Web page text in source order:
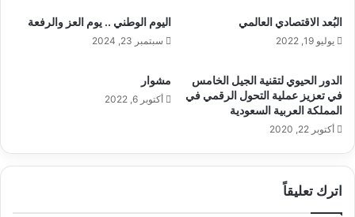
البُعد الاقتصادي العالمي
يوليو 19, 2022
اليوم الوطني .. يوم العز والرفعة
سبتمبر 23, 2024
الدور الحيوي لتقنية الجيل الخامس
في تعزيز عملية التحول الرقمي في
المملكة العربية السعودية
أكتوبر 22, 2020
مشوار
أكتوبر 6, 2022
اترك تعليقاً